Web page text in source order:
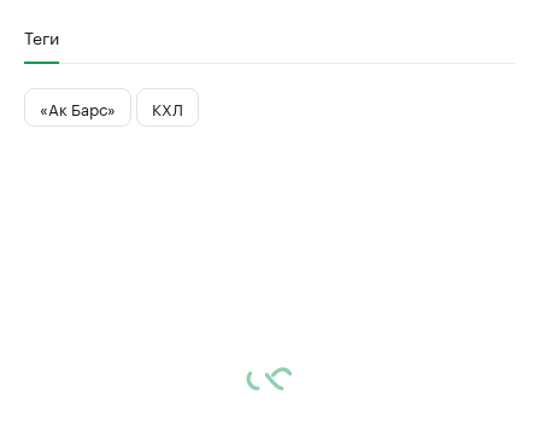
Теги
«Ак Барс» КХЛ